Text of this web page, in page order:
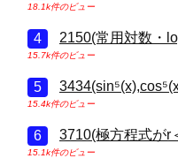
18.1k件のビュー
2150(常用対数・
15.7k件のビュー
15.4k件のビュー
3710(極方程式がr
15.1k件のビュー